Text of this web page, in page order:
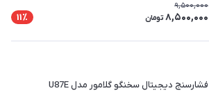
9,500,000
8,500,000 تومان 11٪
فشارسنج دیجیتال سخنگو گلامور مدل U87E